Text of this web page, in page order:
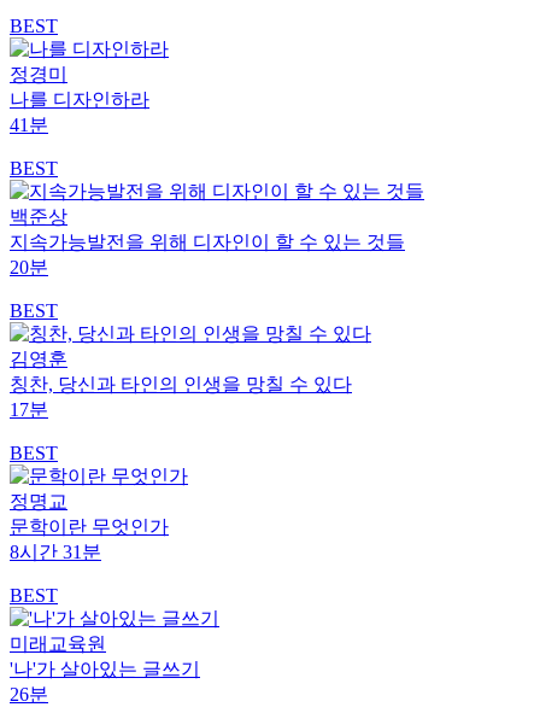
BEST
정경미
나를 디자인하라
41분
BEST
백준상
지속가능발전을 위해 디자인이 할 수 있는 것들
20분
BEST
김영훈
칭찬, 당신과 타인의 인생을 망칠 수 있다
17분
BEST
정명교
문학이란 무엇인가
8시간 31분
BEST
미래교육원
'나'가 살아있는 글쓰기
26분